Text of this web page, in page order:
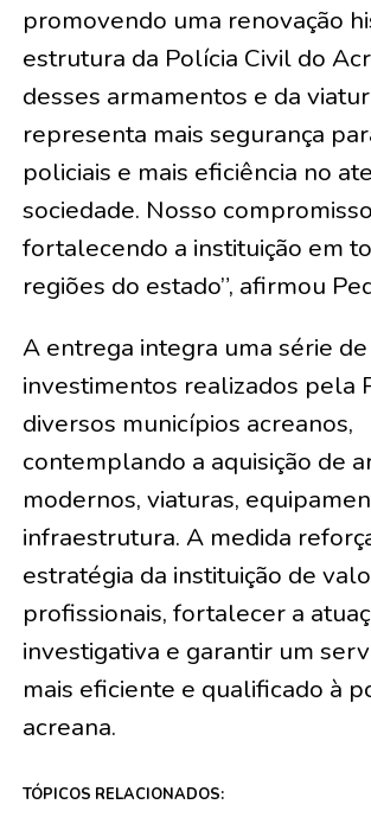
promovendo uma renovação
estrutura da Polícia Civil do
desses armamentos e da
representa mais segurança
policiais e mais eficiência no
sociedade. Nosso
fortalecendo a instituição em
regiões do estado”, afirmou
A entrega integra uma série de
investimentos realizados pela
diversos municípios acreanos,
contemplando a aquisição de
modernos, viaturas,
infraestrutura. A medida
estratégia da instituição de
profissionais, fortalecer a
investigativa e garantir um
mais eficiente e qualificado à
acreana.
TÓPICOS RELACIONADOS: